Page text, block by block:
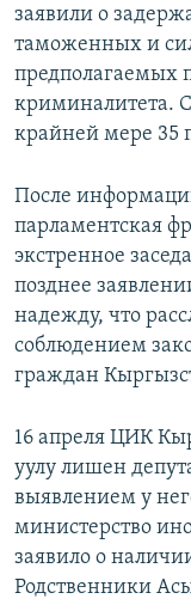
заявили о
таможенных и
предполагаемых
криминалитета.
крайней мере 35
После
парламентская
экстренное
позднее
надежду, что
соблюдением
граждан
16 апреля ЦИК
уулу лишен
выявлением у
министерство
заявило о
Родственники